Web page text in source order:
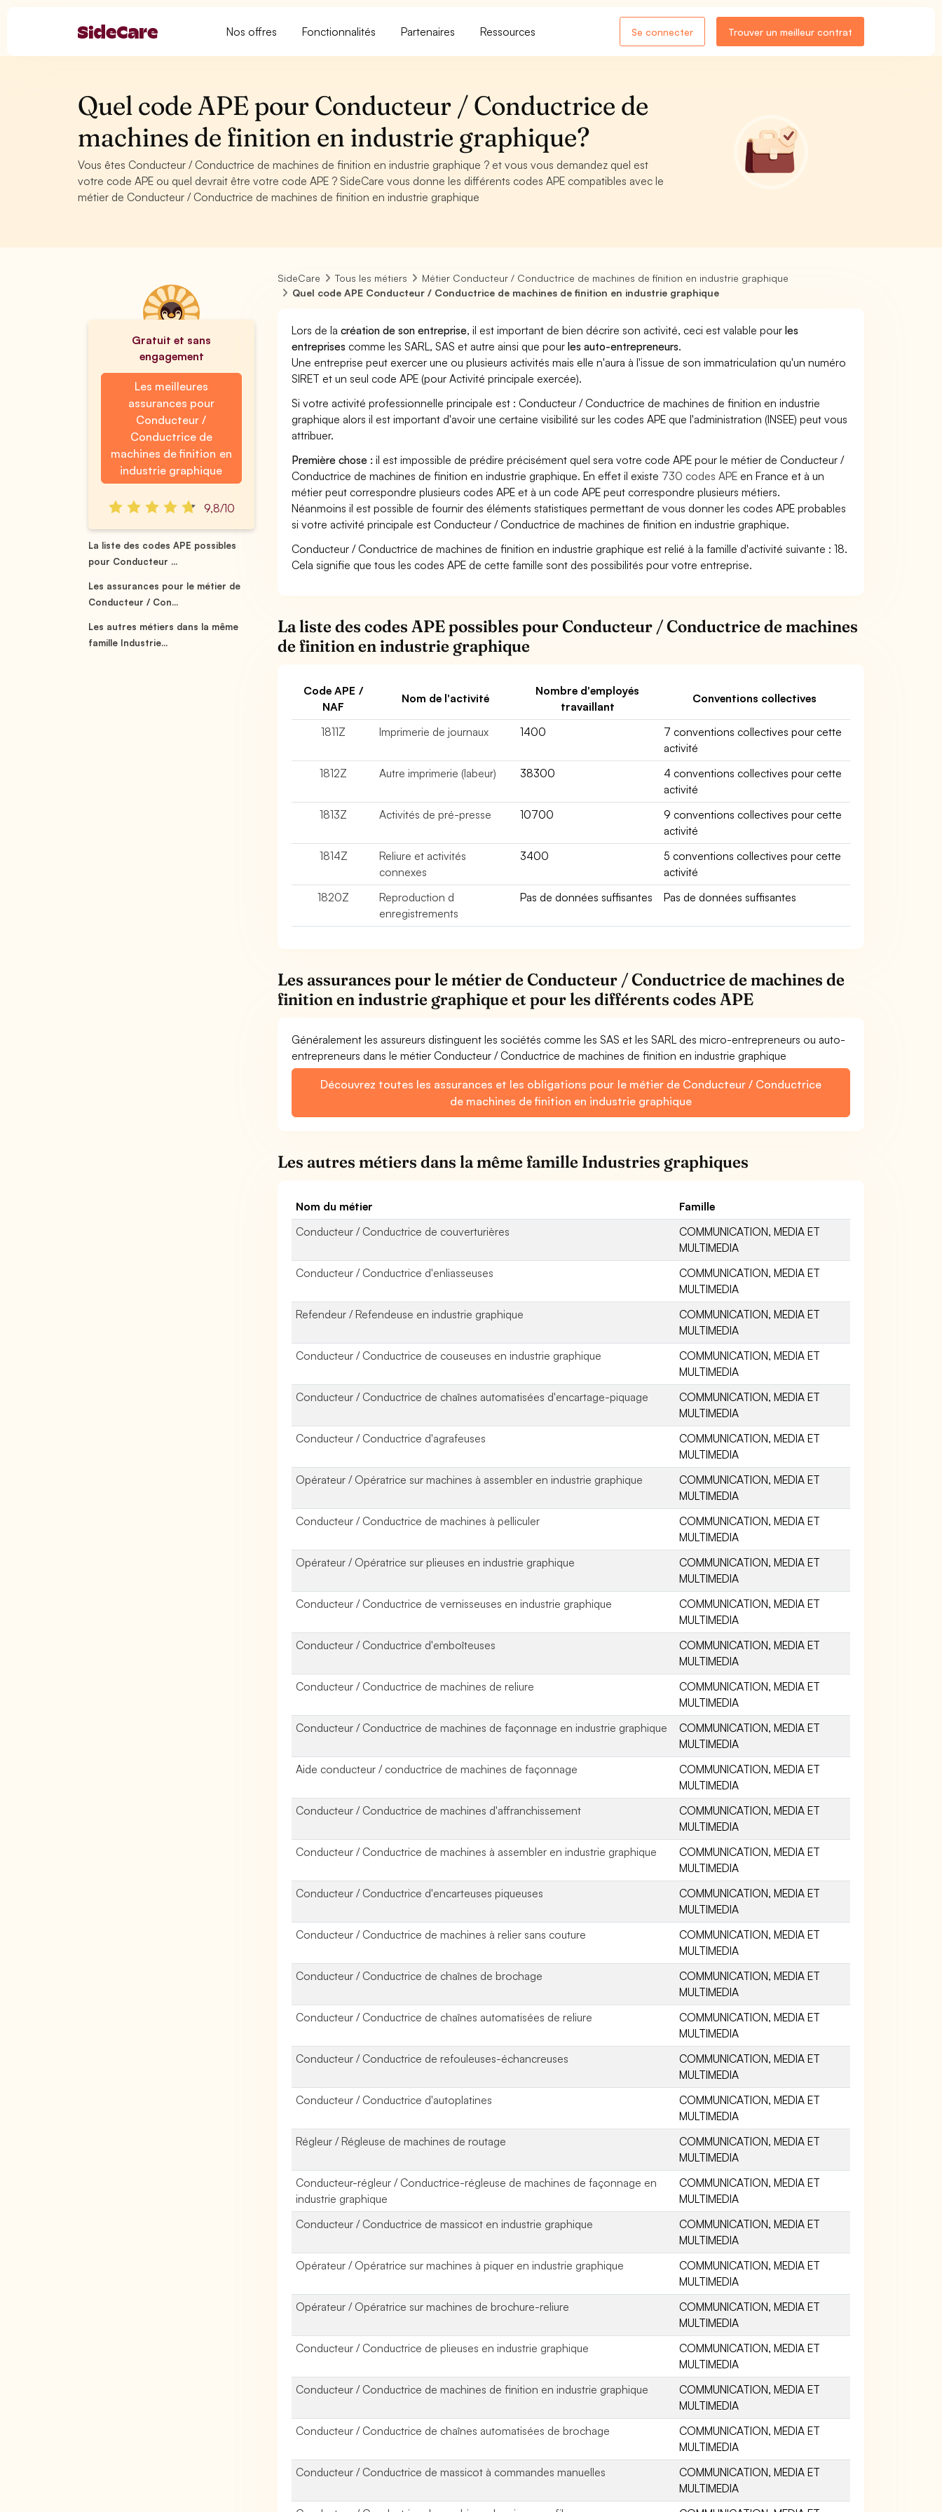
Nos offres Fonctionnalités Partenaires Ressources Se connecter Trouver un meilleur contrat
Quel code APE pour Conducteur / Conductrice de
machines de finition en industrie graphique?
Vous êtes Conducteur / Conductrice de machines de finition en industrie graphique ? et vous vous demandez quel est
votre code APE ou quel devrait être votre code APE ? SideCare vous donne les différents codes APE compatibles avec le
métier de Conducteur / Conductrice de machines de finition en industrie graphique
Gratuit et sans
engagement
Les meilleures
assurances pour
Conducteur /
Conductrice de
machines de finition en
industrie graphique
9,8/10
La liste des codes APE possibles
pour Conducteur ...
Les assurances pour le métier de
Conducteur / Con...
Les autres métiers dans la même
famille Industrie...
SideCare Tous les métiers
Métier Conducteur / Conductrice de machines de finition en industrie graphique
Quel code APE Conducteur / Conductrice de machines de finition en industrie graphique
Lors de lacréation de son entreprise, il est important de bien décrire son activité, ceci est valable pourles
entreprises comme les SARL, SAS et autre ainsi que pourles auto-entrepreneurs.
Une entreprise peut exercer une ou plusieurs activités mais elle n'aura à l'issue de son immatriculation qu'un numéro
SIRET et un seul code APE (pour Activité principale exercée).
Si votre activité professionnelle principale est : Conducteur / Conductrice de machines de finition en industrie
graphique alors il est important d'avoir une certaine visibilité sur les codes APE que l'administration (INSEE) peut vous
attribuer.
Première chose : il est impossible de prédire précisément quel sera votre code APE pour le métier de Conducteur /
Conductrice de machines de finition en industrie graphique. En effet il existe 730 codes APE en France et à un
métier peut correspondre plusieurs codes APE et à un code APE peut correspondre plusieurs métiers.
Néanmoins il est possible de fournir des éléments statistiques permettant de vous donner les codes APE probables
si votre activité principale est Conducteur / Conductrice de machines de finition en industrie graphique.
Conducteur / Conductrice de machines de finition en industrie graphique est relié à la famille d'activité suivante : 18.
Cela signifie que tous les codes APE de cette famille sont des possibilités pour votre entreprise.
La liste des codes APE possibles pour Conducteur / Conductrice de machines
de finition en industrie graphique
Code APE /
NAF
Nom de l'activité
Nombre d'employés
travaillant
Conventions collectives
1811Z Imprimerie de journaux 1400
7 conventions collectives pour cette
activité
1812Z
Autre imprimerie (labeur) 38300
4 conventions collectives pour cette
activité
1813Z
Activités de pré-presse 10700
9 conventions collectives pour cette
activité
1814Z
Reliure et activités
connexes
3400
5 conventions collectives pour cette
activité
1820Z
Reproduction d
enregistrements
Pas de données suffisantes Pas de données suffisantes
Les assurances pour le métier de Conducteur / Conductrice de machines de
finition en industrie graphique et pour les différents codes APE
Généralement les assureurs distinguent les sociétés comme les SAS et les SARL des micro-entrepreneurs ou auto-
entrepreneurs dans le métier Conducteur / Conductrice de machines de finition en industrie graphique
Découvrez toutes les assurances et les obligations pour le métier de Conducteur / Conductrice
de machines de finition en industrie graphique
Les autres métiers dans la même famille Industries graphiques
Nom du métier
Famille
Conducteur / Conductrice de couverturières
COMMUNICATION, MEDIA ET
MULTIMEDIA
Conducteur / Conductrice d'enliasseuses
COMMUNICATION, MEDIA ET
MULTIMEDIA
Refendeur / Refendeuse en industrie graphique
COMMUNICATION, MEDIA ET
MULTIMEDIA
Conducteur / Conductrice de couseuses en industrie graphique
COMMUNICATION, MEDIA ET
MULTIMEDIA
Conducteur / Conductrice de chaînes automatisées d'encartage-piquage
COMMUNICATION, MEDIA ET
MULTIMEDIA
Conducteur / Conductrice d'agrafeuses
COMMUNICATION, MEDIA ET
MULTIMEDIA
Opérateur / Opératrice sur machines à assembler en industrie graphique
COMMUNICATION, MEDIA ET
MULTIMEDIA
Conducteur / Conductrice de machines à pelliculer
COMMUNICATION, MEDIA ET
MULTIMEDIA
Opérateur / Opératrice sur plieuses en industrie graphique
COMMUNICATION, MEDIA ET
MULTIMEDIA
Conducteur / Conductrice de vernisseuses en industrie graphique
COMMUNICATION, MEDIA ET
MULTIMEDIA
Conducteur / Conductrice d'emboîteuses
COMMUNICATION, MEDIA ET
MULTIMEDIA
Conducteur / Conductrice de machines de reliure
COMMUNICATION, MEDIA ET
MULTIMEDIA
Conducteur / Conductrice de machines de façonnage en industrie graphique
COMMUNICATION, MEDIA ET
MULTIMEDIA
Aide conducteur / conductrice de machines de façonnage
COMMUNICATION, MEDIA ET
MULTIMEDIA
Conducteur / Conductrice de machines d'affranchissement
COMMUNICATION, MEDIA ET
MULTIMEDIA
Conducteur / Conductrice de machines à assembler en industrie graphique
COMMUNICATION, MEDIA ET
MULTIMEDIA
Conducteur / Conductrice d'encarteuses piqueuses
COMMUNICATION, MEDIA ET
MULTIMEDIA
Conducteur / Conductrice de machines à relier sans couture
COMMUNICATION, MEDIA ET
MULTIMEDIA
Conducteur / Conductrice de chaînes de brochage
COMMUNICATION, MEDIA ET
MULTIMEDIA
Conducteur / Conductrice de chaînes automatisées de reliure
COMMUNICATION, MEDIA ET
MULTIMEDIA
Conducteur / Conductrice de refouleuses-échancreuses
COMMUNICATION, MEDIA ET
MULTIMEDIA
Conducteur / Conductrice d'autoplatines
COMMUNICATION, MEDIA ET
MULTIMEDIA
Régleur / Régleuse de machines de routage
COMMUNICATION, MEDIA ET
MULTIMEDIA
Conducteur-régleur / Conductrice-régleuse de machines de façonnage en
industrie graphique
COMMUNICATION, MEDIA ET
MULTIMEDIA
Conducteur / Conductrice de massicot en industrie graphique
COMMUNICATION, MEDIA ET
MULTIMEDIA
Opérateur / Opératrice sur machines à piquer en industrie graphique
COMMUNICATION, MEDIA ET
MULTIMEDIA
Opérateur / Opératrice sur machines de brochure-reliure
COMMUNICATION, MEDIA ET
MULTIMEDIA
Conducteur / Conductrice de plieuses en industrie graphique
COMMUNICATION, MEDIA ET
MULTIMEDIA
Conducteur / Conductrice de machines de finition en industrie graphique
COMMUNICATION, MEDIA ET
MULTIMEDIA
Conducteur / Conductrice de chaînes automatisées de brochage
COMMUNICATION, MEDIA ET
MULTIMEDIA
Conducteur / Conductrice de massicot à commandes manuelles
COMMUNICATION, MEDIA ET
MULTIMEDIA